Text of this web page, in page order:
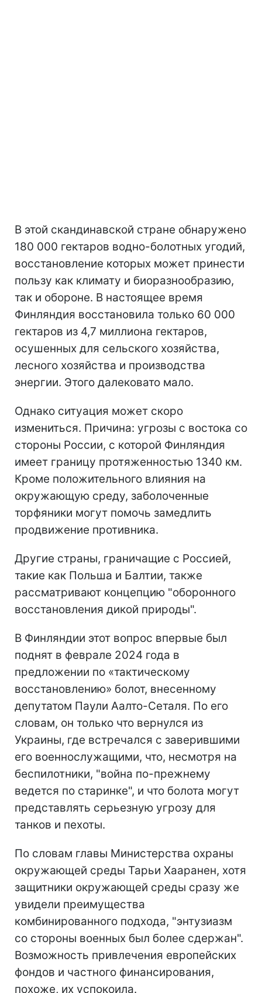
В этой скандинавской стране обнаружено
180 000 гектаров водно-болотных угодий,
восстановление которых может принести
пользу как климату и биоразнообразию,
так и обороне. В настоящее время
Финляндия восстановила только 60 000
гектаров из 4,7 миллиона гектаров,
осушенных для сельского хозяйства,
лесного хозяйства и производства
энергии. Этого далековато мало.
Однако ситуация может скоро
измениться. Причина: угрозы с востока со
стороны России, с которой Финляндия
имеет границу протяженностью 1340 км.
Кроме положительного влияния на
окружающую среду, заболоченные
торфяники могут помочь замедлить
продвижение противника.
Другие страны, граничащие с Россией,
такие как Польша и Балтии, также
рассматривают концепцию "оборонного
восстановления дикой природы".
В Финляндии этот вопрос впервые был
поднят в феврале 2024 года в
предложении по «тактическому
восстановлению» болот, внесенному
депутатом Паули Аалто-Сеталя. По его
словам, он только что вернулся из
Украины, где встречался с заверившими
его военнослужащими, что, несмотря на
беспилотники, "война по-прежнему
ведется по старинке", и что болота могут
представлять серьезную угрозу для
танков и пехоты.
По словам главы Министерства охраны
окружающей среды Тарьи Хааранен, хотя
защитники окружающей среды сразу же
увидели преимущества
комбинированного подхода, "энтузиазм
со стороны военных был более сдержан".
Возможность привлечения европейских
фондов и частного финансирования,
похоже, их успокоила.